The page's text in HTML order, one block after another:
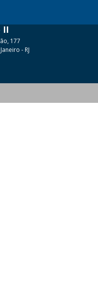
II
177
- RJ